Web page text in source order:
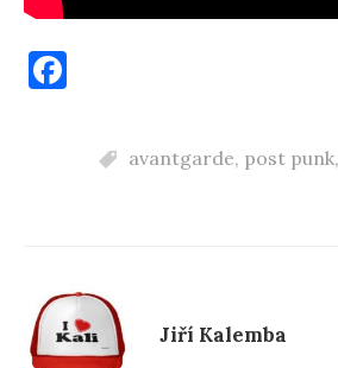
o
k
avantgarde, post punk,
Jiří Kalemba